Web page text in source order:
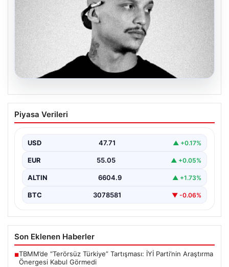
06.08.2026
Klibinde silah kullanan rapçi Yuşa
Keskin ile 3 şüpheli adli kontrol ile
Piyasa Verileri
USD 47.71 ▲ +0.17%
EUR 55.05 ▲ +0.05%
ALTIN 6604.9 ▲ +1.73%
BTC 3078581 ▼ -0.06%
Son Eklenen Haberler
■TBMM’de “Terörsüz Türkiye” Tartışması: İYİ Parti’nin Araştırma
Önergesi Kabul Görmedi